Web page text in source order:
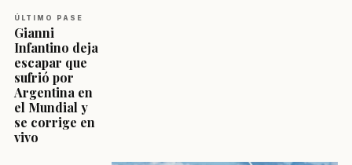
ÚLTIMO PASE
Gianni
Infantino deja
escapar que
sufrió por
Argentina en
el Mundial y
se corrige en
vivo